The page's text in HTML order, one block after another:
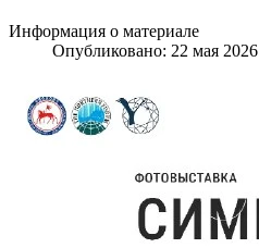
Информация о материале
Опубликовано: 22 мая 2026